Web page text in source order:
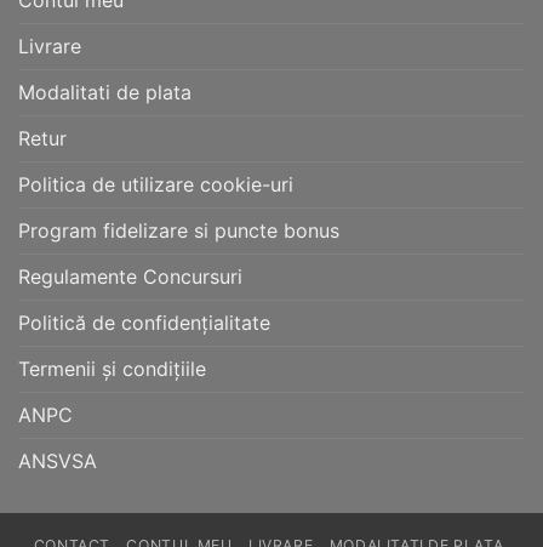
Livrare
Modalitati de plata
Retur
Politica de utilizare cookie-uri
Program fidelizare si puncte bonus
Regulamente Concursuri
Politică de confidențialitate
Termenii și condițiile
ANPC
ANSVSA